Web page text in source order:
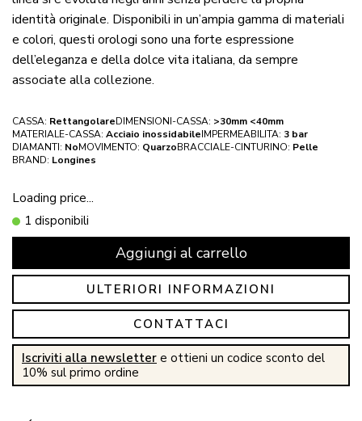
identità originale. Disponibili in un’ampia gamma di materiali
e colori, questi orologi sono una forte espressione
dell’eleganza e della dolce vita italiana, da sempre
associate alla collezione.
CASSA: RettangolareDIMENSIONI-CASSA: >30mm <40mm
MATERIALE-CASSA: Acciaio inossidabileIMPERMEABILITA: 3 bar
DIAMANTI: NoMOVIMENTO: QuarzoBRACCIALE-CINTURINO: Pelle
BRAND: Longines
Loading price...
1 disponibili
Aggiungi al carrello
ULTERIORI INFORMAZIONI
CONTATTACI
Iscriviti alla newsletter e ottieni un codice sconto del
10% sul primo ordine